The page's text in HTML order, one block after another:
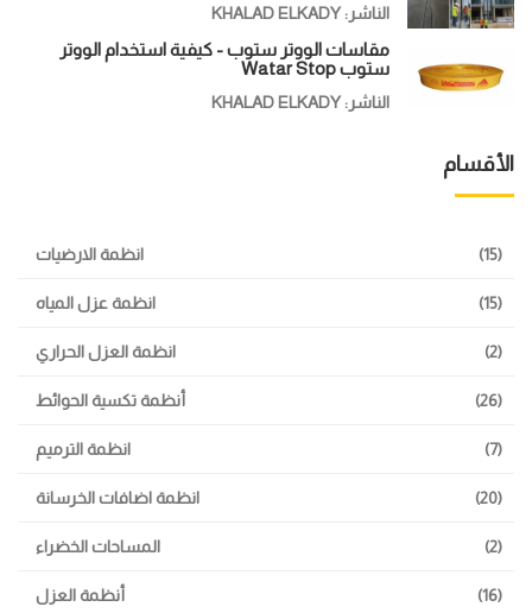
الناشر: KHALAD ELKADY
مقاسات الووتر ستوب - كيفية استخدام الووتر
ستوب Watar Stop
الناشر: KHALAD ELKADY
الأقسام
انظمة الارضيات (15)
انظمة عزل المياه (15)
انظمة العزل الحراري (2)
أنظمة تكسية الحوائط (26)
انظمة الترميم (7)
انظمة اضافات الخرسانة (20)
المساحات الخضراء (2)
أنظمة العزل (16)